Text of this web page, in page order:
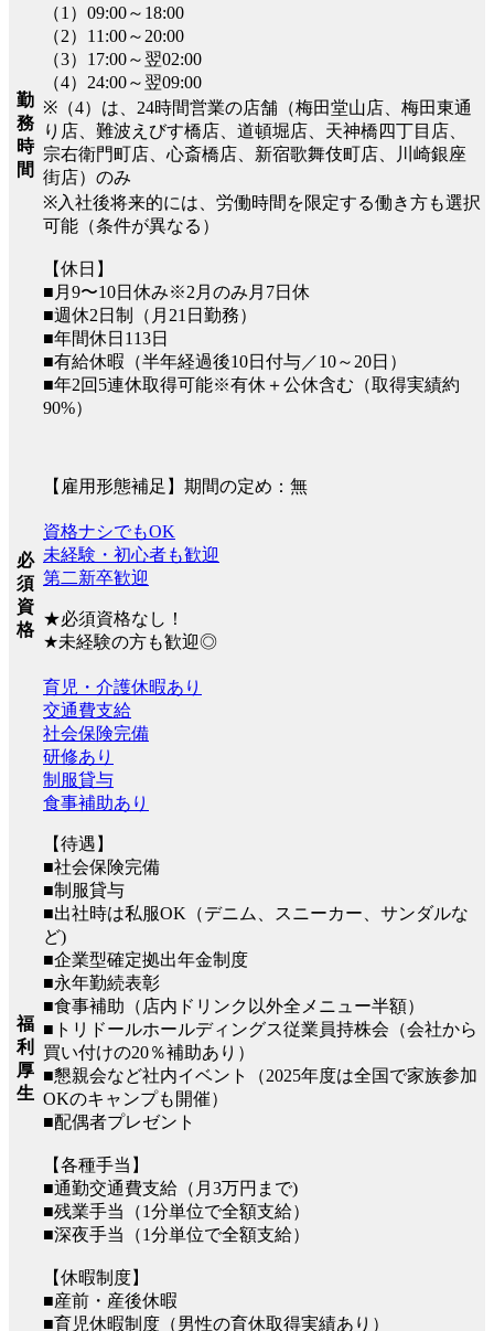
勤
務
時
間
（1）09:00～18:00
（2）11:00～20:00
（3）17:00～翌02:00
（4）24:00～翌09:00
※（4）は、24時間営業の店舗（梅田堂山店、梅田東通
り店、難波えびす橋店、道頓堀店、天神橋四丁目店、
宗右衛門町店、心斎橋店、新宿歌舞伎町店、川崎銀座
街店）のみ
※入社後将来的には、労働時間を限定する働き方も選択
可能（条件が異なる）
【休日】
■月9〜10日休み※2月のみ月7日休
■週休2日制（月21日勤務）
■年間休日113日
■有給休暇（半年経過後10日付与／10～20日）
■年2回5連休取得可能※有休＋公休含む（取得実績約
90%）
【雇用形態補足】期間の定め：無
必
須
資
格
資格ナシでもOK
未経験・初心者も歓迎
第二新卒歓迎
★必須資格なし！
★未経験の方も歓迎◎
福
利
厚
生
育児・介護休暇あり
交通費支給
社会保険完備
研修あり
制服貸与
食事補助あり
【待遇】
■社会保険完備
■制服貸与
■出社時は私服OK（デニム、スニーカー、サンダルな
ど)
■企業型確定拠出年金制度
■永年勤続表彰
■食事補助（店内ドリンク以外全メニュー半額）
■トリドールホールディングス従業員持株会（会社から
買い付けの20％補助あり）
■懇親会など社内イベント（2025年度は全国で家族参加
OKのキャンプも開催）
■配偶者プレゼント
【各種手当】
■通勤交通費支給（月3万円まで)
■残業手当（1分単位で全額支給）
■深夜手当（1分単位で全額支給）
【休暇制度】
■産前・産後休暇
■育児休暇制度（男性の育休取得実績あり）